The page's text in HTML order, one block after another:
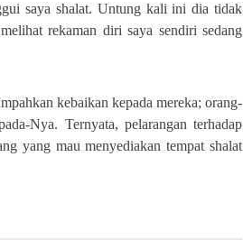
saya shalat. Untung kali ini dia tidak
rekaman diri saya sendiri sedang
kebaikan kepada mereka; orang-
Nya. Ternyata, pelarangan terhadap
yang mau menyediakan tempat shalat